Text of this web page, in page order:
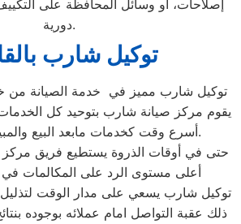
إصلاحات، أو وسائل المحافظة على
دورية.
توكيل شارب
توكيل شارب مميز في خدمة الصيانة من
يقوم مركز صيانة شارب بتوحيد كل
أسرع وقت كخدمات مابعد البيع والمبيعات والشكاوي.
حتى في أوقات الذروة يستطيع فريق مركز
أعلى مستوى الرد على المكالمات في غضون
توكيل شارب يسعي على مدار الوقت لتذليل
ذلك عقبة التواصل امام عملائه بوجوده